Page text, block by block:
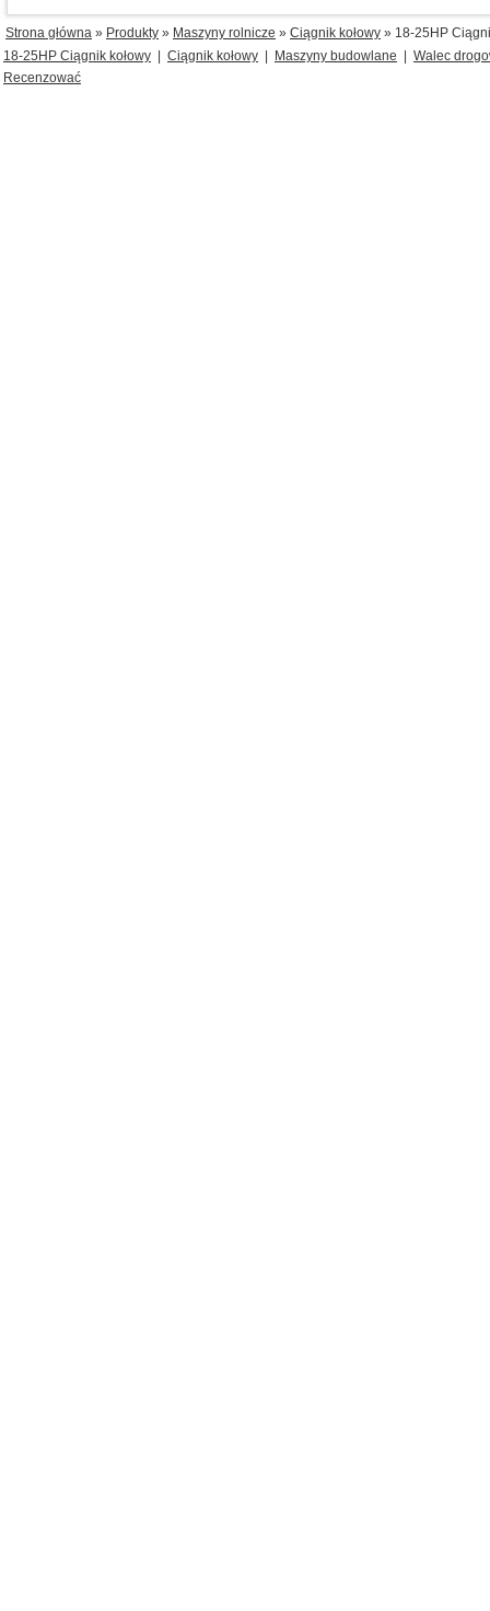
Strona główna » Produkty » Maszyny rolnicze » Ciągnik kołowy » 18-25HP
18-25HP Ciągnik kołowy
Ciągnik kołowy Maszyny budowlane
Walec
Recenzować